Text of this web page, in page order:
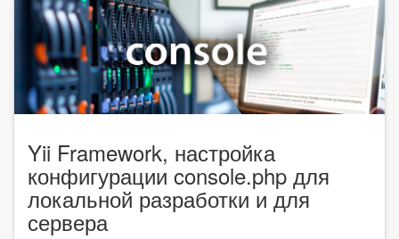
Yii Framework, настройка
конфигурации console.php для
локальной разработки и для
сервера